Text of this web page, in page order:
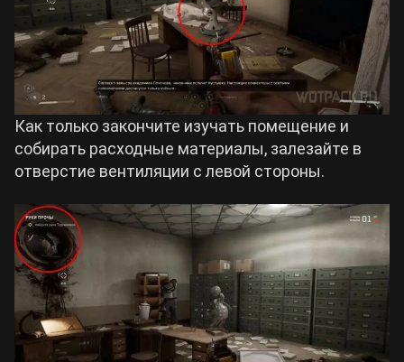
Как только закончите изучать помещение и
собирать расходные материалы, залезайте в
отверстие вентиляции с левой стороны.